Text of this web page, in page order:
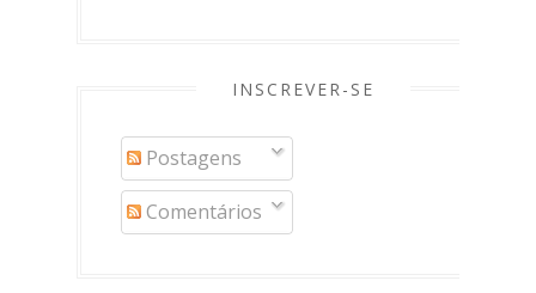
INSCREVER-SE
Postagens
Comentários